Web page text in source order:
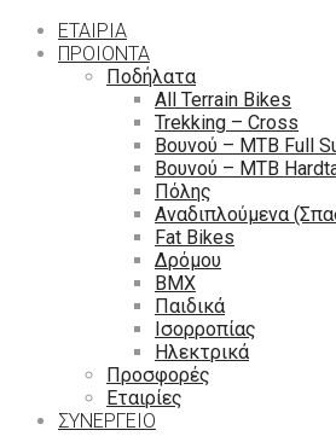
ΕΤΑΙΡΙΑ
ΠΡΟΙΟΝΤΑ
Ποδήλατα
All Terrain Bikes
Trekking – Cross
Βουνού – MTB Full
Βουνού – MTB
Πόλης
Αναδιπλούμενα
Fat Bikes
Δρόμου
ΒΜΧ
Παιδικά
Ισορροπίας
Ηλεκτρικά
Προσφορές
Εταιρίες
ΣΥΝΕΡΓΕΙΟ